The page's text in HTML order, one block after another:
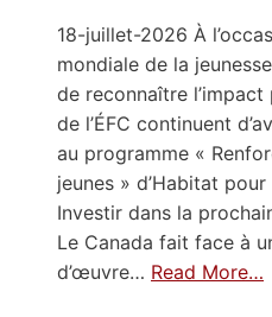
18-juillet-2026 À
mondiale de la
de reconnaître
de l’ÉFC continuent
au programme «
jeunes » d’Habitat pour
Investir dans la
Le Canada fait face à
d’œuvre… Read More…